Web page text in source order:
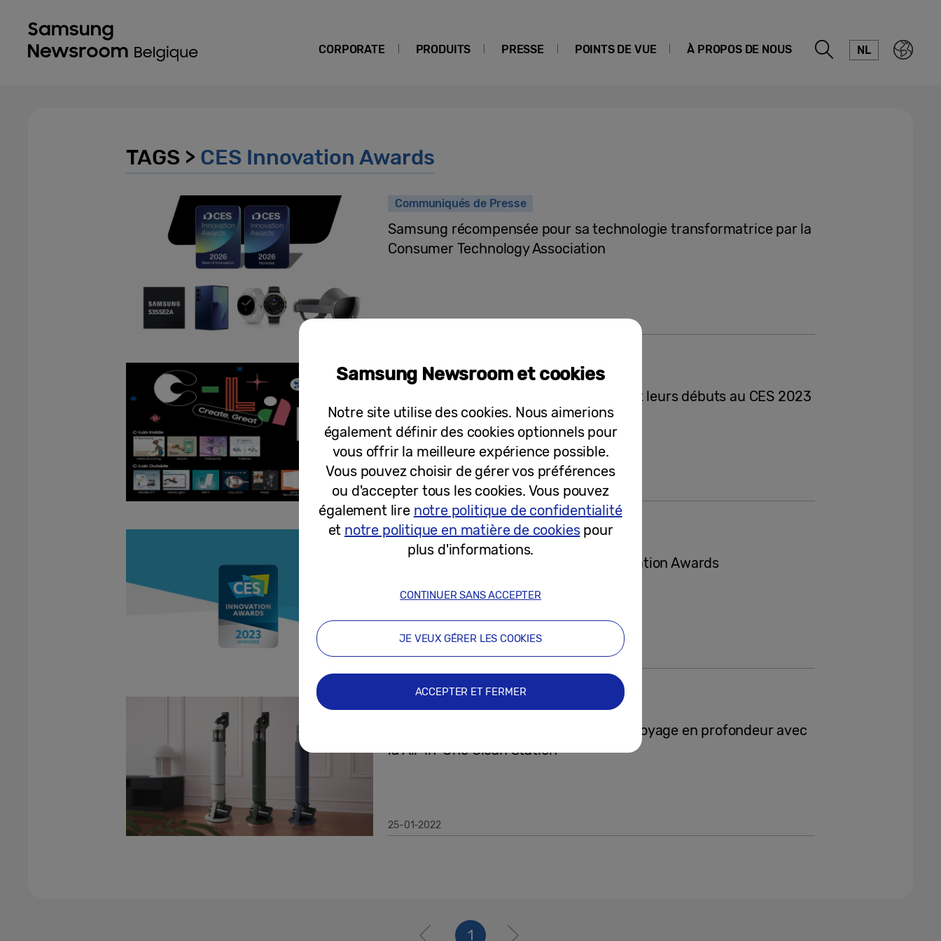
CORPORATE PRODUITS PRESSE POINTS DE VUE À PROPOS DE NOUS NL
TAGS > CES Innovation Awards
Communiqués de Presse
Samsung récompensée pour sa technologie transformatrice par la
Consumer Technology Association
Communiqués de Presse
Les start-up du C-Lab de Samsung font leurs débuts au CES 2023
28-12-2022
Communiqués de Presse
Samsung décroche 46 CES 2023 Innovation Awards
21-11-2022
Samsung Bespoke Jet™ permet un nettoyage en profondeur avec
la All-in-One Clean Station™
25-01-2022
1
Samsung Newsroom et cookies
Notre site utilise des cookies. Nous aimerions
également définir des cookies optionnels pour
vous offrir la meilleure expérience possible.
Vous pouvez choisir de gérer vos préférences
ou d'accepter tous les cookies. Vous pouvez
également lire notre politique de confidentialité
et notre politique en matière de cookiespour
plus d'informations.
CONTINUER SANS ACCEPTER
JE VEUX GÉRER LES COOKIES
ACCEPTER ET FERMER